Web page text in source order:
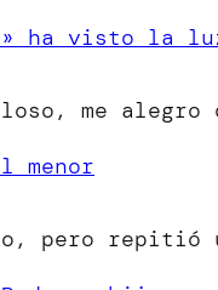
ha visto la
me
menor
pero repitió